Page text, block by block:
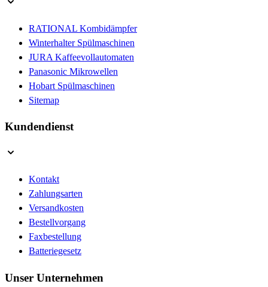
RATIONAL Kombidämpfer
Winterhalter Spülmaschinen
JURA Kaffeevollautomaten
Panasonic Mikrowellen
Hobart Spülmaschinen
Sitemap
Kundendienst
Kontakt
Zahlungsarten
Versandkosten
Bestellvorgang
Faxbestellung
Batteriegesetz
Unser Unternehmen